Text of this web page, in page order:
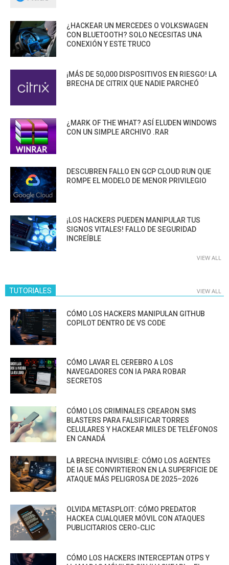
¿HACKEAR UN MERCEDES O VOLKSWAGEN
CON BLUETOOTH? SOLO NECESITAS UNA
CONEXIÓN Y ESTE TRUCO
¡MÁS DE 50,000 DISPOSITIVOS EN RIESGO! LA
BRECHA DE CITRIX QUE NADIE PARCHEÓ
¿MARK OF THE WHAT? ASÍ ELUDEN WINDOWS
CON UN SIMPLE ARCHIVO .RAR
DESCUBREN FALLO EN GCP CLOUD RUN QUE
ROMPE EL MODELO DE MENOR PRIVILEGIO
¡LOS HACKERS PUEDEN MANIPULAR TUS
SIGNOS VITALES! FALLO DE SEGURIDAD
INCREÍBLE
VIEW ALL
TUTORIALES VIEW ALL
CÓMO LOS HACKERS MANIPULAN GITHUB
COPILOT DENTRO DE VS CODE
CÓMO LAVAR EL CEREBRO A LOS
NAVEGADORES CON IA PARA ROBAR
SECRETOS
CÓMO LOS CRIMINALES CREARON SMS
BLASTERS PARA FALSIFICAR TORRES
CELULARES Y HACKEAR MILES DE TELÉFONOS
EN CANADÁ
LA BRECHA INVISIBLE: CÓMO LOS AGENTES
DE IA SE CONVIRTIERON EN LA SUPERFICIE DE
ATAQUE MÁS PELIGROSA DE 2025–2026
OLVIDA METASPLOIT: CÓMO PREDATOR
HACKEA CUALQUIER MÓVIL CON ATAQUES
PUBLICITARIOS CERO-CLIC
CÓMO LOS HACKERS INTERCEPTAN OTPS Y